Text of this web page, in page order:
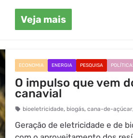
Veja mais
ECONOMIA ENERGIA PESQUISA
O impulso que vem
canavial
bioeletricidade, biogás,cana-de-açúcar
Geração de eletricidade e de